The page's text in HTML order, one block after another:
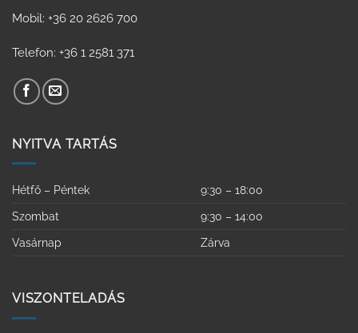
Mobil: +36 20 2626 700
Telefon: +36 1 2581 371
NYITVA TARTÁS
Hétfő – Péntek
9:30 – 18:00
Szombat
9:30 – 14:00
Vasárnap
Zárva
VISZONTELADÁS